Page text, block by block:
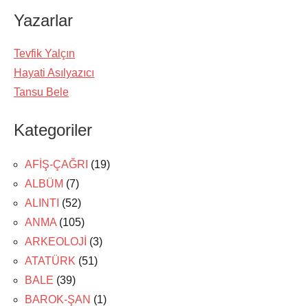
Yazarlar
Tevfik Yalçın
Hayati Asılyazıcı
Tansu Bele
Kategoriler
AFİŞ-ÇAĞRI (19)
ALBÜM (7)
ALINTI (52)
ANMA (105)
ARKEOLOJİ (3)
ATATÜRK (51)
BALE (39)
BAROK-ŞAN (1)